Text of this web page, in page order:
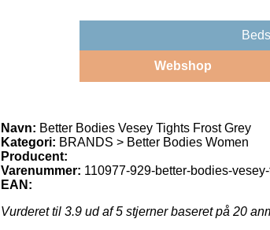
Webshop
Navn: Better Bodies Vesey Tights Frost Grey
Kategori: BRANDS > Better Bodies Women
Producent:
Varenummer: 110977-929-better-bodies-
EAN:
Vurderet til 3.9 ud af 5 stjerner baseret på 20